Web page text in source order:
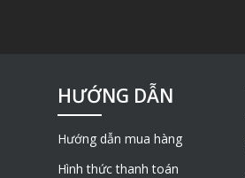
HƯỚNG DẪN
Hướng dẫn mua hàng
Hình thức thanh toán